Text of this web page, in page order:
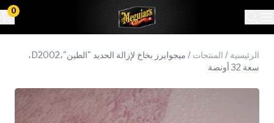
0
الرئيسية / المنتجات /
ميجوايرز بخاخ لإزالة الحديد "الطين"،D2002،
سعة 32 أونصة